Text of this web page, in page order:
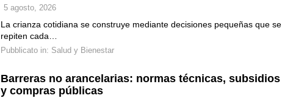
5 agosto, 2026
La crianza cotidiana se construye mediante decisiones pequeñas que se
repiten cada…
Pubblicato in: Salud y Bienestar
Barreras no arancelarias: normas técnicas, subsidios
y compras públicas